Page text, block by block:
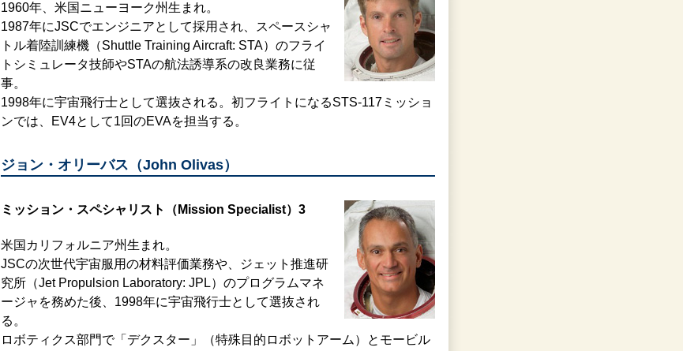
1960年、米国ニューヨーク州生まれ。
1987年にJSCでエンジニアとして採用され、スペースシャ
トル着陸訓練機（Shuttle Training Aircraft: STA）のフライ
トシミュレータ技師やSTAの航法誘導系の改良業務に従
事。
1998年に宇宙飛行士として選抜される。初フライトになるSTS-117ミッショ
ンでは、EV4として1回のEVAを担当する。
ジョン・オリーバス（John Olivas）
ミッション・スペシャリスト（Mission Specialist）3
米国カリフォルニア州生まれ。
JSCの次世代宇宙服用の材料評価業務や、ジェット推進研
究所（Jet Propulsion Laboratory: JPL）のプログラムマネ
ージャを務めた後、1998年に宇宙飛行士として選抜され
る。
ロボティクス部門で「デクスター」（特殊目的ロボットアーム）とモービル